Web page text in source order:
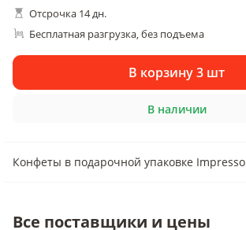
Отсрочка 14 дн.
Бесплатная разгрузка, без подъема
В корзину 3 шт
В наличии
Конфеты в подарочной упаковке Impresso
Все поставщики и цены